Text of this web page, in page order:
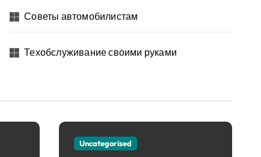
Советы автомобилистам
Техобслуживание своими руками
Uncategorised